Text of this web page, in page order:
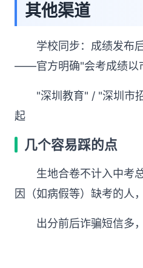
其他渠道
学校同步：成绩发布
——官方明确"会考成绩以
"深圳教育" / "深圳市
起
几个容易踩的点
生地合卷不计入中考
因（如病假等）缺考的人
出分前后诈骗短信多